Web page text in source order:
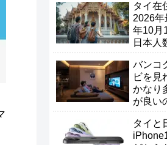
い！
タイ在
2026
年10月
日本人
バンコ
ビを見
かなり
が良い
タイと